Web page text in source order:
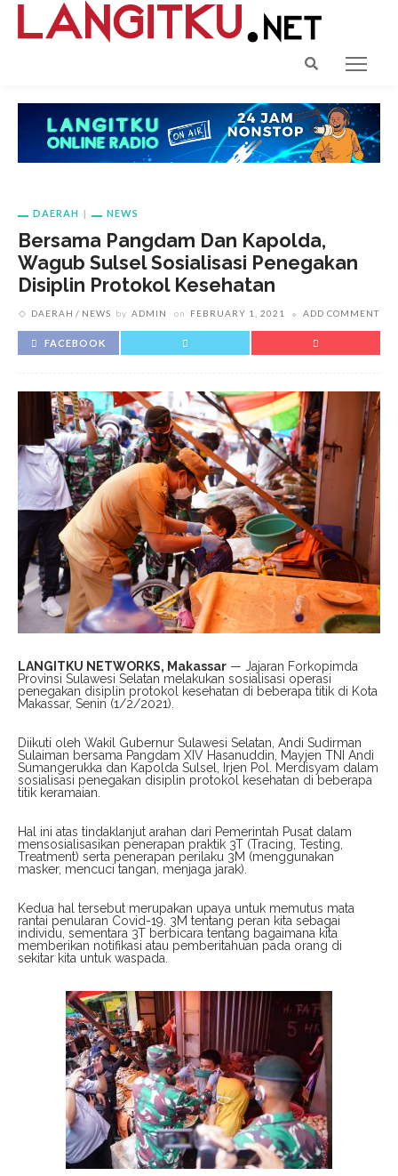
DAERAH NEWS
Bersama Pangdam Dan Kapolda,
Wagub Sulsel Sosialisasi Penegakan
Disiplin Protokol Kesehatan
DAERAH NEWS by ADMIN on FEBRUARY 1, 2021 ADD COMMENT
FACEBOOK
LANGITKU NETWORKS, Makassar — Jajaran Forkopimda
Provinsi Sulawesi Selatan melakukan sosialisasi operasi
penegakan disiplin protokol kesehatan di beberapa titik di Kota
Makassar, Senin (1/2/2021).
Diikuti oleh Wakil Gubernur Sulawesi Selatan, Andi Sudirman
Sulaiman bersama Pangdam XIV Hasanuddin, Mayjen TNI Andi
Sumangerukka dan Kapolda Sulsel, Irjen Pol. Merdisyam dalam
sosialisasi penegakan disiplin protokol kesehatan di beberapa
titik keramaian.
Hal ini atas tindaklanjut arahan dari Pemerintah Pusat dalam
mensosialisasikan penerapan praktik 3T (Tracing, Testing,
Treatment) serta penerapan perilaku 3M (menggunakan
masker, mencuci tangan, menjaga jarak).
Kedua hal tersebut merupakan upaya untuk memutus mata
rantai penularan Covid-19. 3M tentang peran kita sebagai
individu, sementara 3T berbicara tentang bagaimana kita
memberikan notifikasi atau pemberitahuan pada orang di
sekitar kita untuk waspada.